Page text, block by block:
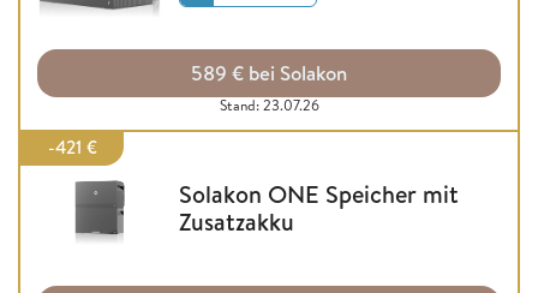
589 € bei Solakon
Stand: 23.07.26
-421 €
Solakon ONE Speicher mit
Zusatzakku